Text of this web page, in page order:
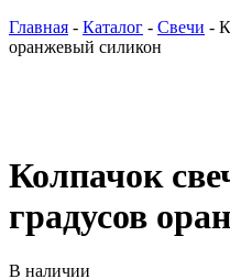
Главная - Каталог - Свечи -
оранжевый силикон
Колпачок
градусов
В наличии